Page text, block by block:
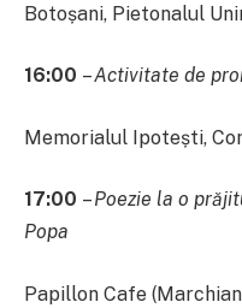
Botoșani, Pietonalul
16:00 –Activitate de
Memorialul Ipotești,
17:00 –Poezie la o
Popa
Papillon Cafe